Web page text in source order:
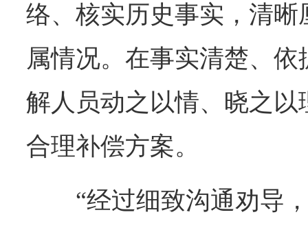
络、核实历史事实，清
属情况。在事实清楚、
解人员动之以情、晓之
合理补偿方案。
“经过细致沟通劝导